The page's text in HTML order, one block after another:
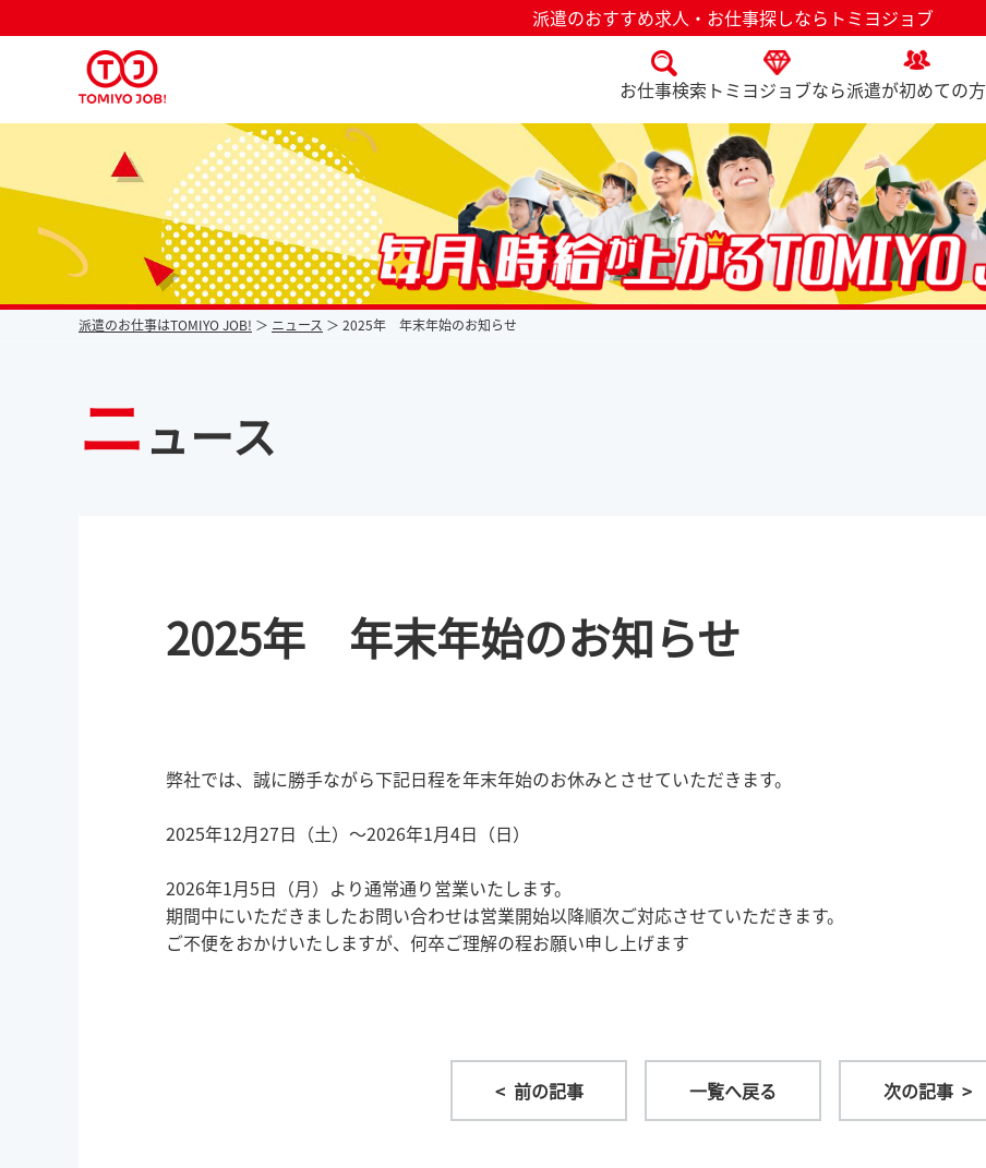
派遣のおすすめ求人・お仕事探しならトミヨジョブ
お仕事検索 トミヨジョブなら派遣が初めての方
派遣なら毎月時給が上がるトミヨジョブ
派遣のお仕事はTOMIYO JOB! ニュース 2025年 年末年始のお知らせ
ニュース
2025年 年末年始のお知らせ
弊社では、誠に勝手ながら下記日程を年末年始のお休みとさせていただきます。
2025年12月27日（土）～2026年1月4日（日）
2026年1月5日（月）より通常通り営業いたします。
期間中にいただきましたお問い合わせは営業開始以降順次ご対応させていただきます。
ご不便をおかけいたしますが、何卒ご理解の程お願い申し上げます
< 前の記事 一覧へ戻る 次の記事 >